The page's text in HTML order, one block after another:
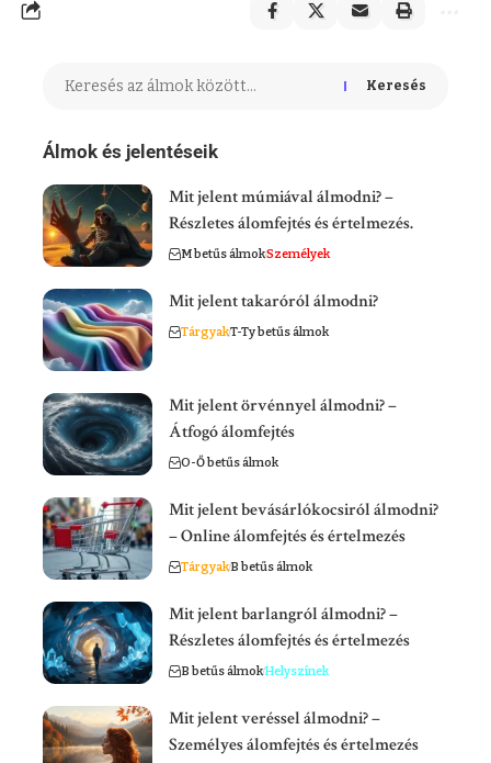
Keresés
Álmok és jelentéseik
Mit jelent múmiával álmodni? –
Részletes álomfejtés és értelmezés.
M betűs álmokSzemélyek
Mit jelent takaróról álmodni?
TárgyakT-Ty betűs álmok
Mit jelent örvénnyel álmodni? –
Átfogó álomfejtés
O-Ő betűs álmok
Mit jelent bevásárlókocsiról álmodni?
– Online álomfejtés és értelmezés
TárgyakB betűs álmok
Mit jelent barlangról álmodni? –
Részletes álomfejtés és értelmezés
B betűs álmokHelyszínek
Mit jelent veréssel álmodni? –
Személyes álomfejtés és értelmezés